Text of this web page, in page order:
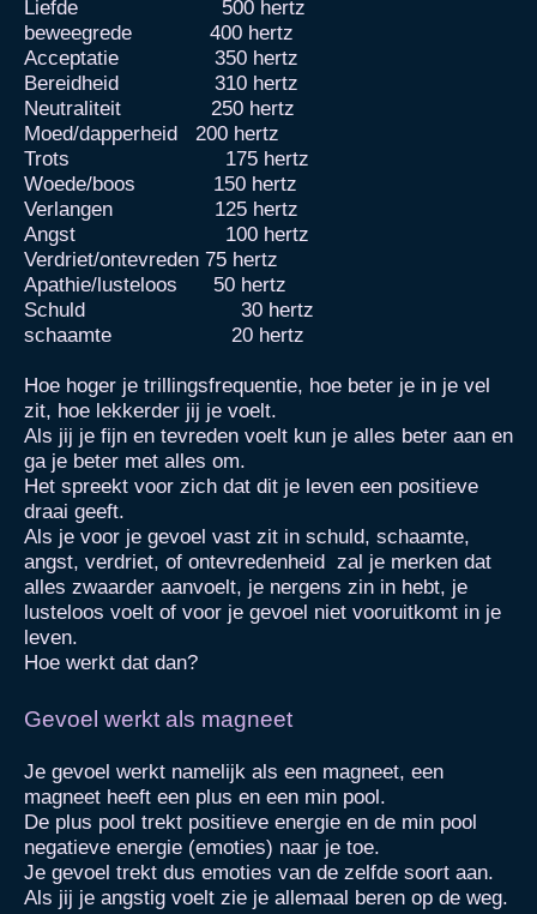
Liefde 500 hertz
beweegrede 400 hertz
Acceptatie 350 hertz
Bereidheid 310 hertz
Neutraliteit 250 hertz
Moed/dapperheid 200 hertz
Trots 175 hertz
Woede/boos 150 hertz
Verlangen 125 hertz
Angst 100 hertz
Verdriet/ontevreden 75 hertz
Apathie/lusteloos 50 hertz
Schuld 30 hertz
schaamte 20 hertz
Hoe hoger je trillingsfrequentie, hoe beter je in je vel
zit, hoe lekkerder jij je voelt.
Als jij je fijn en tevreden voelt kun je alles beter aan en
ga je beter met alles om.
Het spreekt voor zich dat dit je leven een positieve
draai geeft.
Als je voor je gevoel vast zit in schuld, schaamte,
angst, verdriet, of ontevredenheid zal je merken dat
alles zwaarder aanvoelt, je nergens zin in hebt, je
lusteloos voelt of voor je gevoel niet vooruitkomt in je
leven.
Hoe werkt dat dan?
Gevoel werkt als magneet
Je gevoel werkt namelijk als een magneet, een
magneet heeft een plus en een min pool.
De plus pool trekt positieve energie en de min pool
negatieve energie (emoties) naar je toe.
Je gevoel trekt dus emoties van de zelfde soort aan.
Als jij je angstig voelt zie je allemaal beren op de weg.